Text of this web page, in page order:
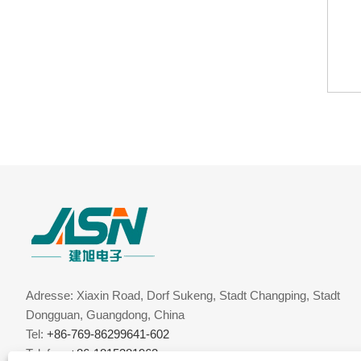
Adresse: Xiaxin Road, Dorf Sukeng, Stadt Changping, Stadt
Dongguan, Guangdong, China
Tel: +86-769-86299641-602
Telefon:
+86-1815381962